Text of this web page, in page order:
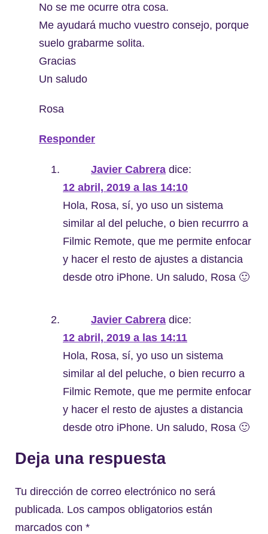
No se me ocurre otra cosa.
Me ayudará mucho vuestro consejo, porque
suelo grabarme solita.
Gracias
Un saludo
Rosa
Responder
Javier Cabrera dice:
12 abril, 2019 a las 14:10
Hola, Rosa, sí, yo uso un sistema
similar al del peluche, o bien recurrro a
Filmic Remote, que me permite enfocar
y hacer el resto de ajustes a distancia
desde otro iPhone. Un saludo, Rosa 🙂
Javier Cabrera dice:
12 abril, 2019 a las 14:11
Hola, Rosa, sí, yo uso un sistema
similar al del peluche, o bien recurro a
Filmic Remote, que me permite enfocar
y hacer el resto de ajustes a distancia
desde otro iPhone. Un saludo, Rosa 🙂
Deja una respuesta
Tu dirección de correo electrónico no será
publicada. Los campos obligatorios están
marcados con *